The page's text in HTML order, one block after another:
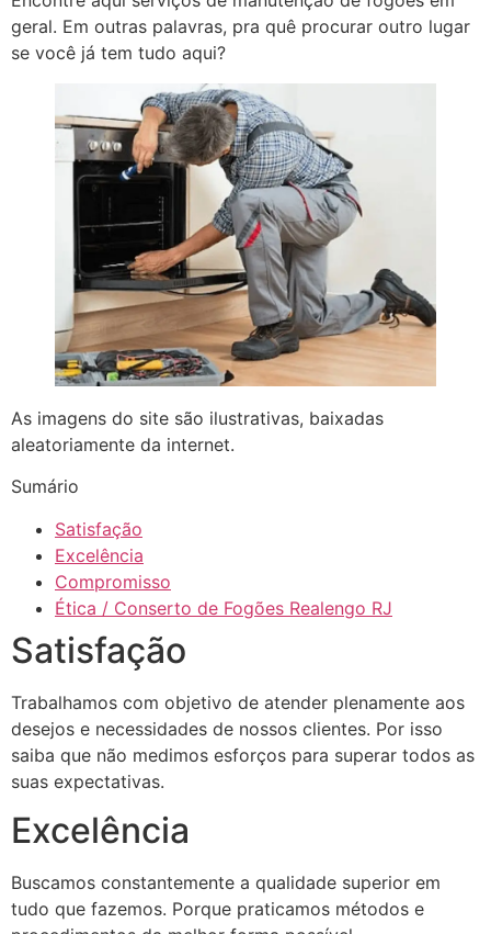
geral. Em outras palavras, pra quê procurar outro lugar
se você já tem tudo aqui?
As imagens do site são ilustrativas, baixadas
aleatoriamente da internet.
Sumário
Satisfação
Excelência
Compromisso
Ética / Conserto de Fogões Realengo RJ
Satisfação
Trabalhamos com objetivo de atender plenamente aos
desejos e necessidades de nossos clientes. Por isso
saiba que não medimos esforços para superar todos as
suas expectativas.
Excelência
Buscamos constantemente a qualidade superior em
tudo que fazemos. Porque praticamos métodos e